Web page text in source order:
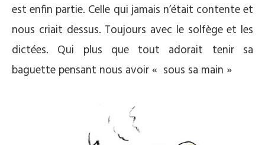
est enfin partie. Celle qui jamais n’était contente et
nous criait dessus. Toujours avec le solfège et les
dictées. Qui plus que tout adorait tenir sa
baguette pensant nous avoir « sous sa main »